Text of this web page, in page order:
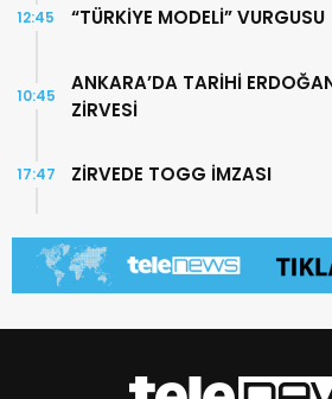
“TÜRKİYE MODELİ” VURGUSU
12:45
ANKARA’DA TARİHİ
ZİRVESİ
10:45
ZİRVEDE TOGG İMZASI
17:47